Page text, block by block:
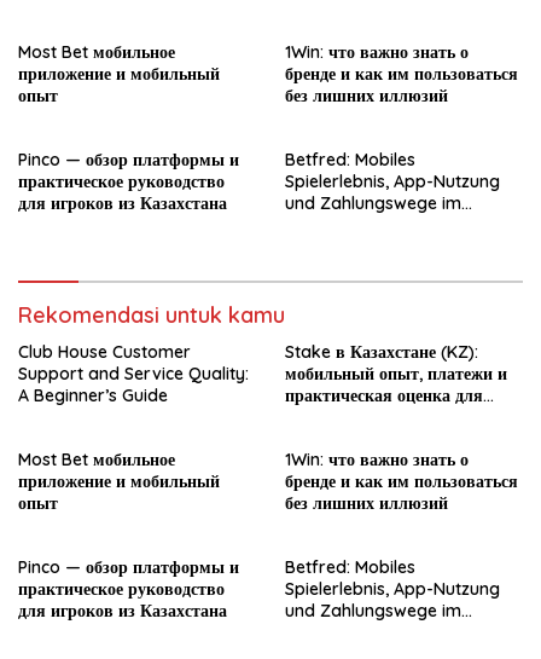
Most Bet мобильное
приложение и мобильный
опыт
1Win: что важно знать о
бренде и как им пользоваться
без лишних иллюзий
Pinco — обзор платформы и
практическое руководство
для игроков из Казахстана
Betfred: Mobiles
Spielerlebnis, App-Nutzung
und Zahlungswege im
Rekomendasi untuk kamu
Club House Customer
Support and Service Quality:
A Beginner’s Guide
Stake в Казахстане (KZ):
мобильный опыт, платежи и
практическая оценка для
Most Bet мобильное
приложение и мобильный
опыт
1Win: что важно знать о
бренде и как им пользоваться
без лишних иллюзий
Pinco — обзор платформы и
практическое руководство
для игроков из Казахстана
Betfred: Mobiles
Spielerlebnis, App-Nutzung
und Zahlungswege im